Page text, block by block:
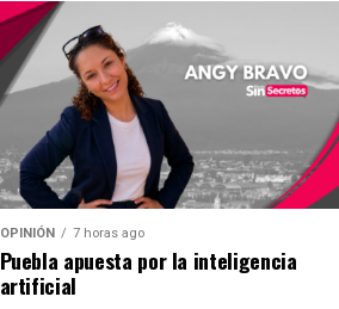
OPINIÓN 7 horas ago
Puebla apuesta por la inteligencia
artificial